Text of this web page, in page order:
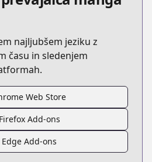
najljubšem jeziku z
času in sledenjem
Web Store
Firefox Add-ons
Edge Add-ons